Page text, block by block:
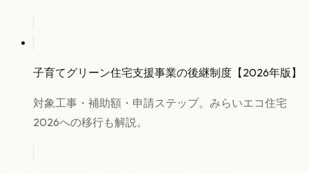
子育てグリーン住宅支援事業の後継制度【2026年版】
対象工事・補助額・申請ステップ。みらいエコ住宅
2026への移行も解説。